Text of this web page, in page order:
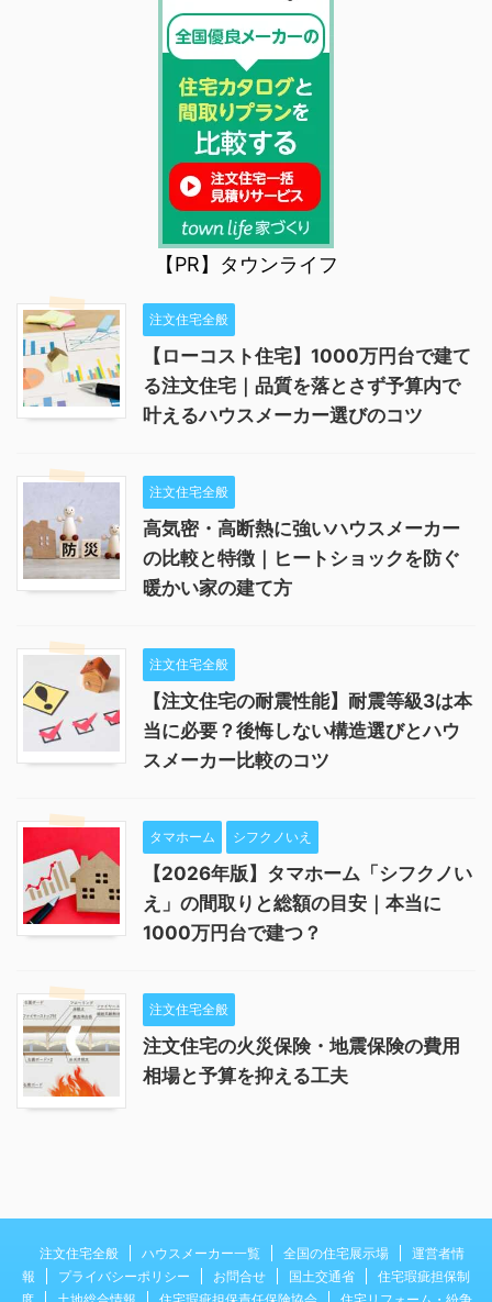
【PR】タウンライフ
注文住宅全般
【ローコスト住宅】1000万円台で建て
る注文住宅｜品質を落とさず予算内で
叶えるハウスメーカー選びのコツ
注文住宅全般
高気密・高断熱に強いハウスメーカー
の比較と特徴｜ヒートショックを防ぐ
暖かい家の建て方
注文住宅全般
【注文住宅の耐震性能】耐震等級3は本
当に必要？後悔しない構造選びとハウ
スメーカー比較のコツ
タマホーム シフクノいえ
【2026年版】タマホーム「シフクノい
え」の間取りと総額の目安｜本当に
1000万円台で建つ？
注文住宅全般
注文住宅の火災保険・地震保険の費用
相場と予算を抑える工夫
注文住宅全般 ハウスメーカー一覧 全国の住宅展示場
運営者情
報
プライバシーポリシー お問合せ 国土交通省
住宅瑕疵担保制